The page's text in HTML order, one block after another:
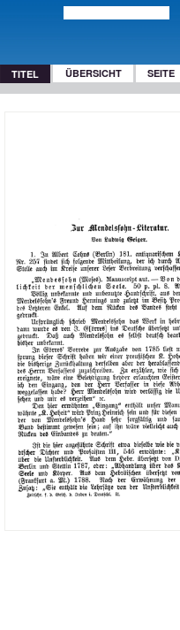
TITEL ÜBERSICHT SEITE